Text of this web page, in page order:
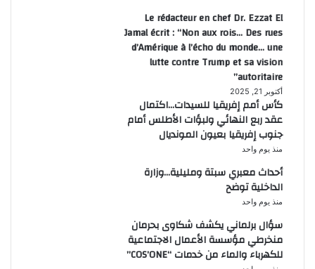
Le rédacteur en chef Dr. Ezzat El
Jamal écrit : “Non aux rois… Des rues
d’Amérique à l’écho du monde… une
lutte contre Trump et sa vision
autoritaire”
أكتوبر 21, 2025
كأس أمم إفريقيا للسيدات…اكتمال
عقد ربع النهائي ولبؤات الأطلس أمام
جنوب إفريقيا بعيون المونديال
منذ يوم واحد
أحداث معبري سبتة ومليلية…وزارة
الداخلية توضح
منذ يوم واحد
سؤال برلماني يكشف شكاوى بحرمان
منخرطي مؤسسة الأعمال الاجتماعية
للكهرباء والماء من خدمات “COS’ONE”